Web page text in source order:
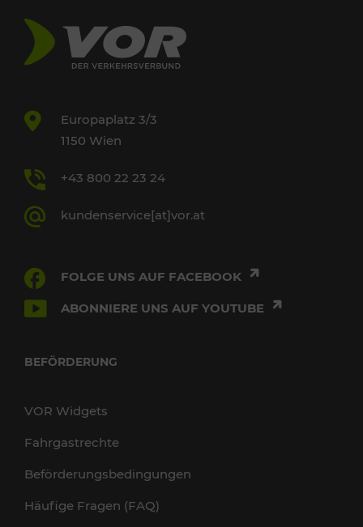
Europaplatz 3/3
1150 Wien
+43 800 22 23 24
kundenservice[at]vor.at
FOLGE UNS AUF FACEBOOK
ABONNIERE UNS AUF YOUTUBE
BEFÖRDERUNG
VOR Widgets
Fahrgastrechte
Beförderungsbedingungen
Häufige Fragen (FAQ)